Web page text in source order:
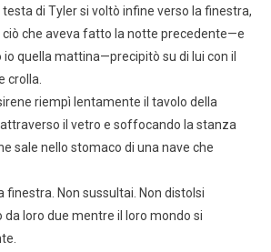
di Tyler si voltò infine verso la finestra,
ciò che aveva fatto la notte precedente—e
quella mattina—precipitò su di lui con il
crolla.
riempì lentamente il tavolo della
il vetro e soffocando la stanza
sale nello stomaco di una nave che
finestra. Non sussultai. Non distolsi
loro due mentre il loro mondo si